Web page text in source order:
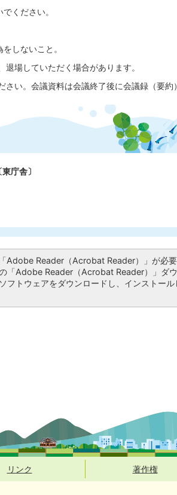
ください。
しないこと。
場していただく場合があります。
い。会議資料は会議終了後に会議録（要約
庁舎〕
Adobe Reader（Acrobat Reader）」が必
「Adobe Reader（Acrobat Reader）」ダ
フトウェアをダウンロードし、インストール
リンク 著作権